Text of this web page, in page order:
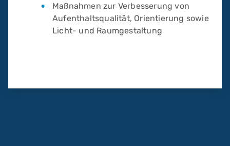
Maßnahmen zur Verbesserung von
Aufenthaltsqualität, Orientierung sowie
Licht- und Raumgestaltung